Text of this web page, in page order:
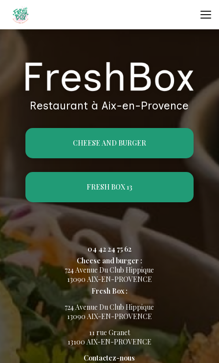
contenu
principal
Restaurant à Aix-en-Provence
CHEESE AND BURGER
FRESH BOX 13
04 42 24 75 62
Cheese and burger :
724 Avenue Du Club Hippique
13090 AIX-EN-PROVENCE
Fresh Box :
724 Avenue Du Club Hippique
13090 AIX-EN-PROVENCE
11 rue Granet
13100 AIX-EN-PROVENCE
Contactez-nous